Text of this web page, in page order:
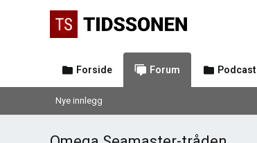
Forside Forum Podcast
Nye innlegg